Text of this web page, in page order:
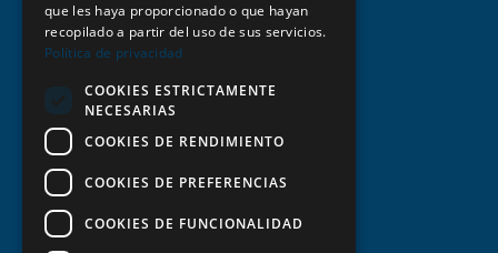
Estatutos y normativa
Política de privacidad
Política de cookies
Transparencia
que les haya proporcionado o que hayan
recopilado a partir del uso de sus servicios.
Política de privacidad
COOKIES ESTRICTAMENTE
NECESARIAS
COOKIES DE RENDIMIENTO
COOKIES DE PREFERENCIAS
COOKIES DE FUNCIONALIDAD